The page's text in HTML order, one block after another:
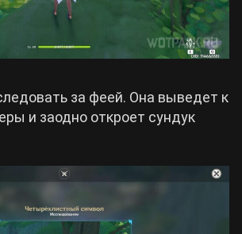
за феей. Она выведет к
и заодно откроет сундук